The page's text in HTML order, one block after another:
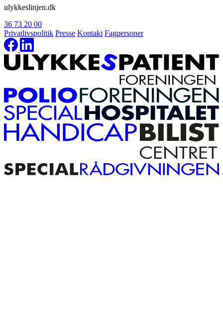
ulykkeslinjen.dk
36 73 20 00
Privatlivspolitik Presse Kontakt Fagpersoner